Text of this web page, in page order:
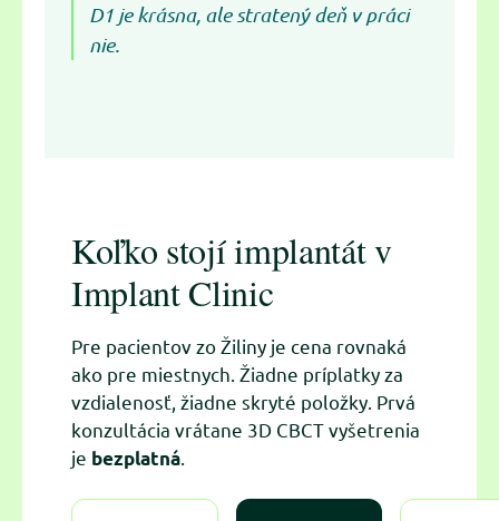
D1 je krásna, ale stratený deň v práci
nie.
Koľko stojí implantát v
Implant Clinic
Pre pacientov zo Žiliny je cena rovnaká
ako pre miestnych. Žiadne príplatky za
vzdialenosť, žiadne skryté položky. Prvá
konzultácia vrátane 3D CBCT vyšetrenia
je bezplatná